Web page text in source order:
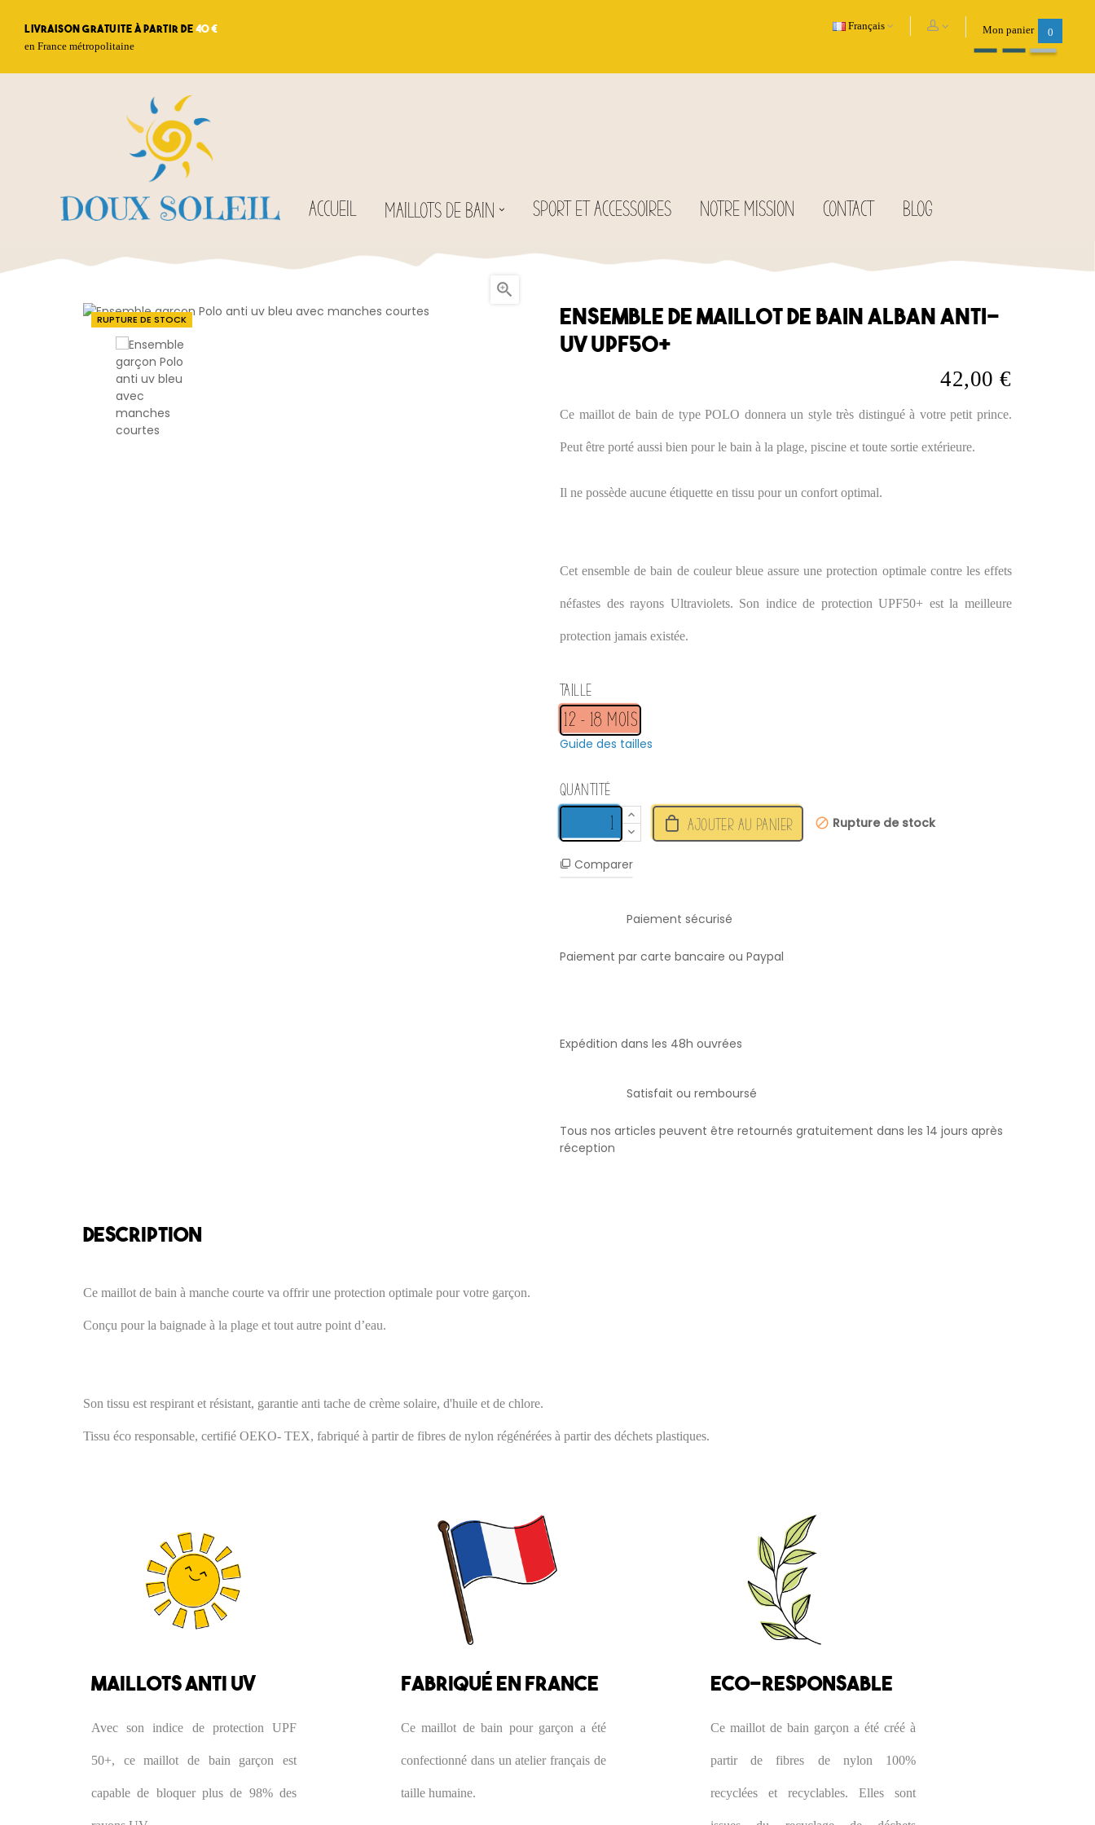
Livraison gratuite à partir de40 €
en France métropolitaine
Mon panier 0
Français
ACCUEIL MAILLOTS DE BAIN SPORT ET ACCESSOIRES NOTRE MISSION CONTACT BLOG
RUPTURE DE STOCK

Ensemble de maillot de bain ALBAN anti-
UV UPF50+
42,00 €
Ce maillot de bain de type POLO donnera un style très distingué à votre petit prince.
Peut être porté aussi bien pour le bain à la plage, piscine et toute sortie extérieure.
Il ne possède aucune étiquette en tissu pour un confort optimal.
Cet ensemble de bain de couleur bleue assure une protection optimale contre les effets
néfastes des rayons Ultraviolets. Son indice de protection UPF50+ est la meilleure
protection jamais existée.
Taille
Guide des tailles
Quantité
AJOUTER AU PANIER Rupture de stock
Comparer
Paiement sécurisé
Paiement par carte bancaire ou Paypal
Expédition dans les 48h ouvrées
Satisfait ou remboursé
Tous nos articles peuvent être retournés gratuitement dans les 14 jours après
réception
DESCRIPTION
Ce maillot de bain à manche courte va offrir une protection optimale pour votre garçon.
Conçu pour la baignade à la plage et tout autre point d’eau.
Son tissu est respirant et résistant, garantie anti tache de crème solaire, d'huile et de chlore.
Tissu éco responsable, certifié OEKO- TEX, fabriqué à partir de fibres de nylon régénérées à partir des déchets plastiques.
MAILLOTS ANTI UV
Avec son indice de protection UPF
50+, ce maillot de bain garçon est
capable de bloquer plus de 98% des
FABRIQUÉ EN FRANCE
Ce maillot de bain pour garçon a été
confectionné dans un atelier français de
taille humaine.
ECO-RESPONSABLE
Ce maillot de bain garçon a été créé à
partir de fibres de nylon 100%
recyclées et recyclables. Elles sont